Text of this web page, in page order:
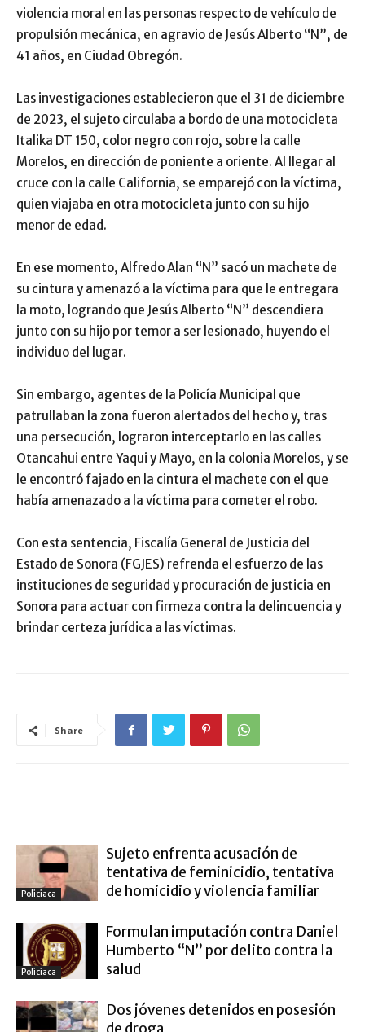
violencia moral en las personas respecto de vehículo de
propulsión mecánica, en agravio de Jesús Alberto “N”, de
41 años, en Ciudad Obregón.
Las investigaciones establecieron que el 31 de diciembre
de 2023, el sujeto circulaba a bordo de una motocicleta
Italika DT 150, color negro con rojo, sobre la calle
Morelos, en dirección de poniente a oriente. Al llegar al
cruce con la calle California, se emparejó con la víctima,
quien viajaba en otra motocicleta junto con su hijo
menor de edad.
En ese momento, Alfredo Alan “N” sacó un machete de
su cintura y amenazó a la víctima para que le entregara
la moto, logrando que Jesús Alberto “N” descendiera
junto con su hijo por temor a ser lesionado, huyendo el
individuo del lugar.
Sin embargo, agentes de la Policía Municipal que
patrullaban la zona fueron alertados del hecho y, tras
una persecución, lograron interceptarlo en las calles
Otancahui entre Yaqui y Mayo, en la colonia Morelos, y se
le encontró fajado en la cintura el machete con el que
había amenazado a la víctima para cometer el robo.
Con esta sentencia, Fiscalía General de Justicia del
Estado de Sonora (FGJES) refrenda el esfuerzo de las
instituciones de seguridad y procuración de justicia en
Sonora para actuar con firmeza contra la delincuencia y
brindar certeza jurídica a las víctimas.
Share
Policiaca
Sujeto enfrenta acusación de
tentativa de feminicidio, tentativa
de homicidio y violencia familiar
Policiaca
Formulan imputación contra Daniel
Humberto “N” por delito contra la
salud
Dos jóvenes detenidos en posesión